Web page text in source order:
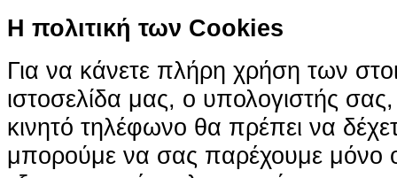
H πολιτική των Cookies
Για να κάνετε πλήρη χρήση των
ιστοσελίδα μας, ο υπολογιστής
κινητό τηλέφωνο θα πρέπει να
μπορούμε να σας παρέχουμε μόνο